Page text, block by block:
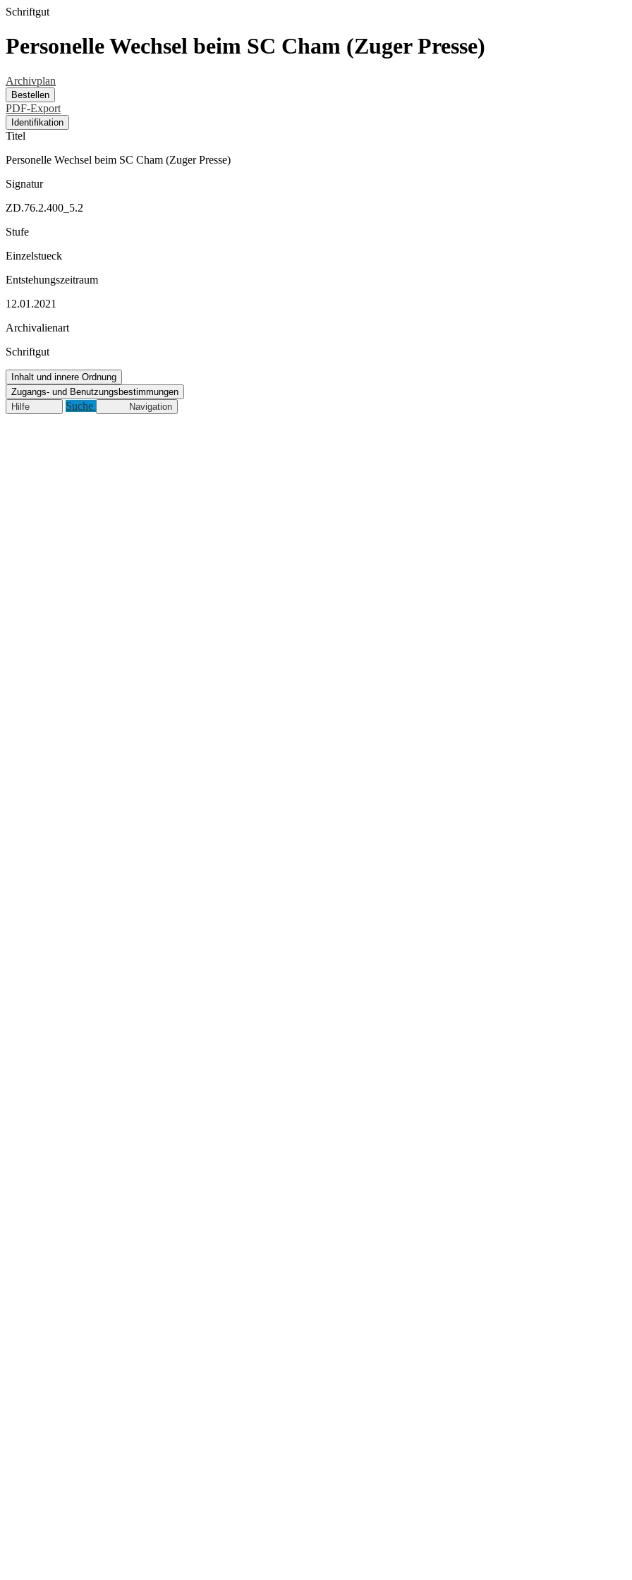
Schriftgut
Personelle Wechsel beim SC Cham (Zuger Presse)
Archivplan
Bestellen
PDF-Export
Identifikation
Titel
Personelle Wechsel beim SC Cham (Zuger Presse)
Signatur
ZD.76.2.400_5.2
Stufe
Einzelstueck
Entstehungszeitraum
12.01.2021
Archivalienart
Schriftgut
Inhalt und innere Ordnung
Zugangs- und Benutzungsbestimmungen
Hilfe
Suche Navigation